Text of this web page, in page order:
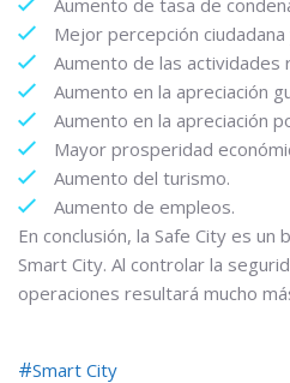
Mejor percepción
Aumento de las actividades
Aumento en la apreciación
Aumento en la apreciación
Mayor prosperidad
Aumento del turismo.
Aumento de empleos.
En conclusión, la Safe City es un
Smart City. Al controlar la
operaciones resultará mucho
Smart City